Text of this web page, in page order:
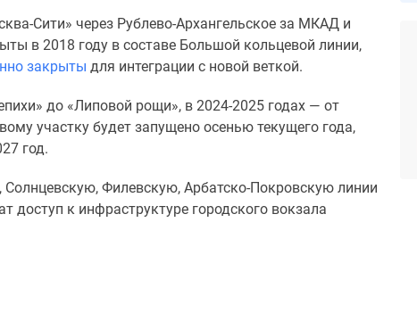
Сити» через Рублево-Архангельское за МКАД и
в 2018 году в составе Большой кольцевой линии,
закрыты для интеграции с новой веткой.
до «Липовой рощи», в 2024-2025 годах — от
участку будет запущено осенью текущего года,
год.
Филевскую, Арбатско-Покровскую линии
доступ к инфраструктуре городского вокзала